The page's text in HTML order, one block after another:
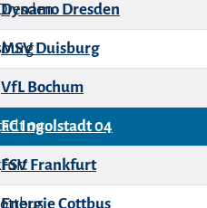
Dynamo Dresden
MSV Duisburg
VfL Bochum
FC Ingolstadt 04
FSV Frankfurt
Energie Cottbus